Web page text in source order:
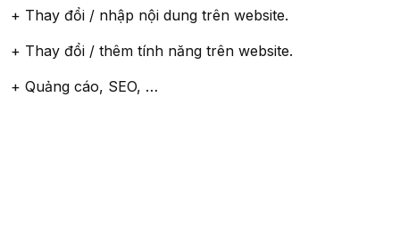
+ Thay đổi / nhập nội dung trên website.
+ Thay đổi / thêm tính năng trên website.
+ Quảng cáo, SEO, …